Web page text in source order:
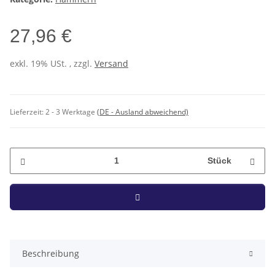
27,96 €
exkl. 19% USt. , zzgl. Versand
Lieferzeit:2 - 3 Werktage (DE - Ausland abweichend)
Stück
Beschreibung